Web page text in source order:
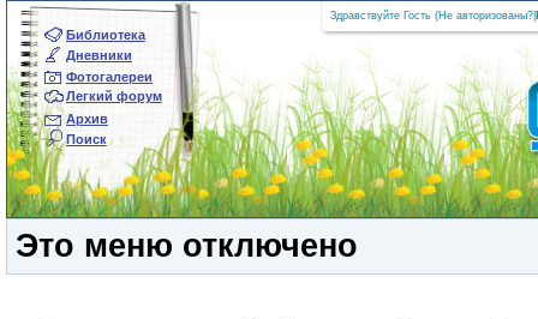
Библиотека
Дневники
Фотогалереи
Легкий форум
Архив
Поиск
Здравствуйте Гость (Не авторизованы?
Это меню отключено